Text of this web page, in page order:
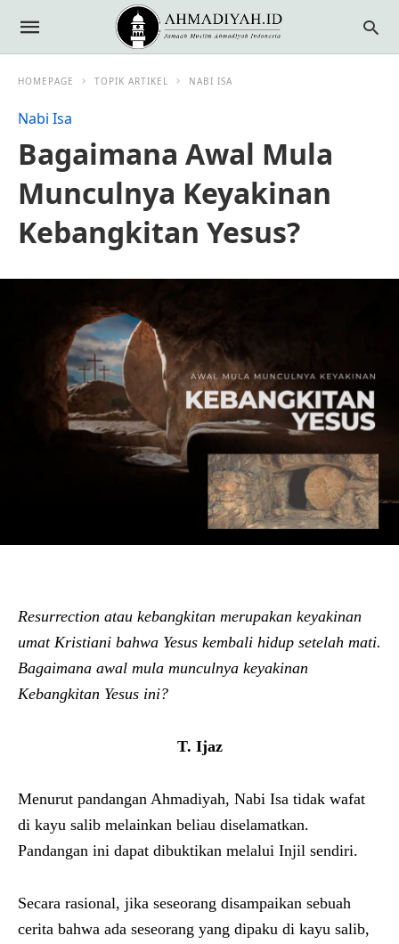
HOMEPAGE TOPIK ARTIKEL NABI ISA
Nabi Isa
Bagaimana Awal Mula
Munculnya Keyakinan
Kebangkitan Yesus?
Resurrection atau kebangkitan merupakan keyakinan
umat Kristiani bahwa Yesus kembali hidup setelah mati.
Bagaimana awal mula munculnya keyakinan
Kebangkitan Yesus ini?
T. Ijaz
Menurut pandangan Ahmadiyah, Nabi Isa tidak wafat
di kayu salib melainkan beliau diselamatkan.
Pandangan ini dapat dibuktikan melalui Injil sendiri.
Secara rasional, jika seseorang disampaikan sebuah
cerita bahwa ada seseorang yang dipaku di kayu salib,